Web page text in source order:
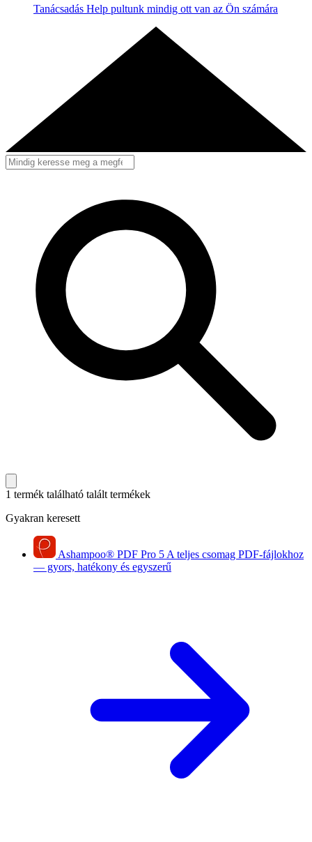
Tanácsadás Help pultunk mindig ott van az Ön számára
1 termék található talált termékek
Gyakran keresett
Ashampoo® PDF Pro 5 A teljes csomag PDF-fájlokhoz
— gyors, hatékony és egyszerű